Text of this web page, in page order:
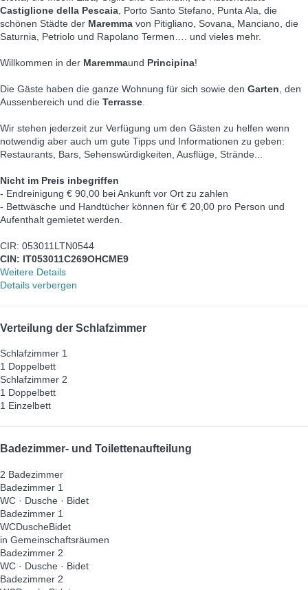
Castiglione della Pescaia , Porto Santo Stefano, Punta Ala, die
schönen Städte der Maremma von Pitigliano, Sovana, Manciano, die
Saturnia, Petriolo und Rapolano Termen…. und vieles mehr.
Willkommen in der Maremmaund Principina!
Die Gäste haben die ganze Wohnung für sich sowie den Garten , den
Aussenbereich und die Terrasse
Wir stehen jederzeit zur Verfügung um den Gästen zu helfen wenn
notwendig aber auch um gute Tipps und Informationen zu geben:
Restaurants, Bars, Sehenswürdigkeiten, Ausflüge, Strände...
Nicht im Preis inbegriffen
- Endreinigung € 90,00 bei Ankunft vor Ort zu zahlen
- Bettwäsche und Handtücher können für € 20,00 pro Person und
Aufenthalt gemietet werden.
CIR: 053011LTN0544
CIN: IT053011C269OHCME9
Weitere Details
Details verbergen
Verteilung der Schlafzimmer
Schlafzimmer 1
1 Doppelbett
Schlafzimmer 2
1 Doppelbett
1 Einzelbett
Badezimmer- und Toilettenaufteilung
2 Badezimmer
Badezimmer 1
WC · Dusche · Bidet
Badezimmer 1
WCDuscheBidet
in Gemeinschaftsräumen
Badezimmer 2
WC · Dusche · Bidet
Badezimmer 2